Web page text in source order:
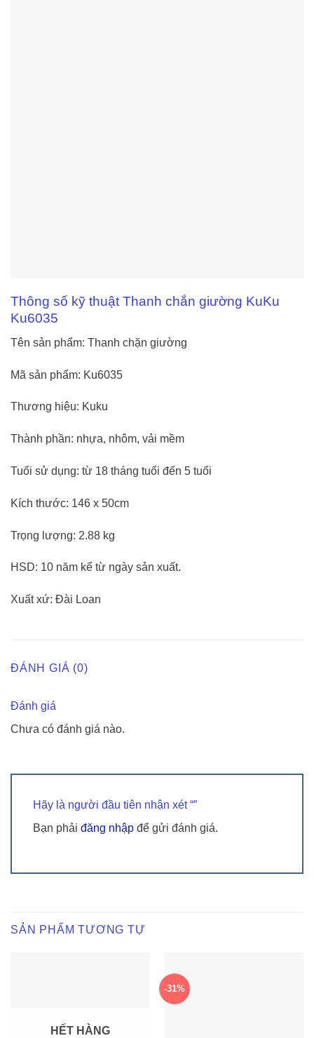
Thông số kỹ thuật Thanh chắn giường KuKu
Ku6035
Tên sản phẩm: Thanh chặn giường
Mã sản phẩm: Ku6035
Thương hiệu: Kuku
Thành phần: nhựa, nhôm, vải mềm
Tuổi sử dụng: từ 18 tháng tuổi đến 5 tuổi
Kích thước: 146 x 50cm
Trọng lượng: 2.88 kg
HSD: 10 năm kể từ ngày sản xuất.
Xuất xứ: Đài Loan
ĐÁNH GIÁ (0)
Đánh giá
Chưa có đánh giá nào.
Hãy là người đầu tiên nhận xét “”
Bạn phải đăng nhập để gửi đánh giá.
SẢN PHẨM TƯƠNG TỰ
HẾT HÀNG
-31%